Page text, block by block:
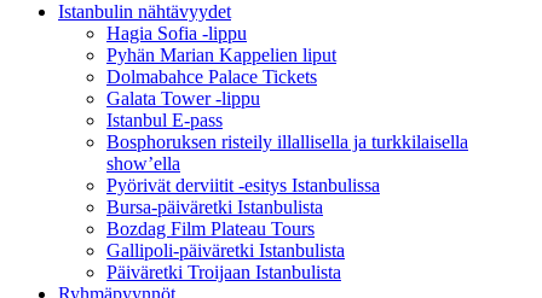
Istanbulin nähtävyydet
Hagia Sofia -lippu
Pyhän Marian Kappelien liput
Dolmabahce Palace Tickets
Galata Tower -lippu
Istanbul E-pass
Bosphoruksen risteily illallisella ja turkkilaisella
show’ella
Pyörivät derviitit -esitys Istanbulissa
Bursa-päiväretki Istanbulista
Bozdag Film Plateau Tours
Gallipoli-päiväretki Istanbulista
Päiväretki Troijaan Istanbulista
Ryhmäpyynnöt